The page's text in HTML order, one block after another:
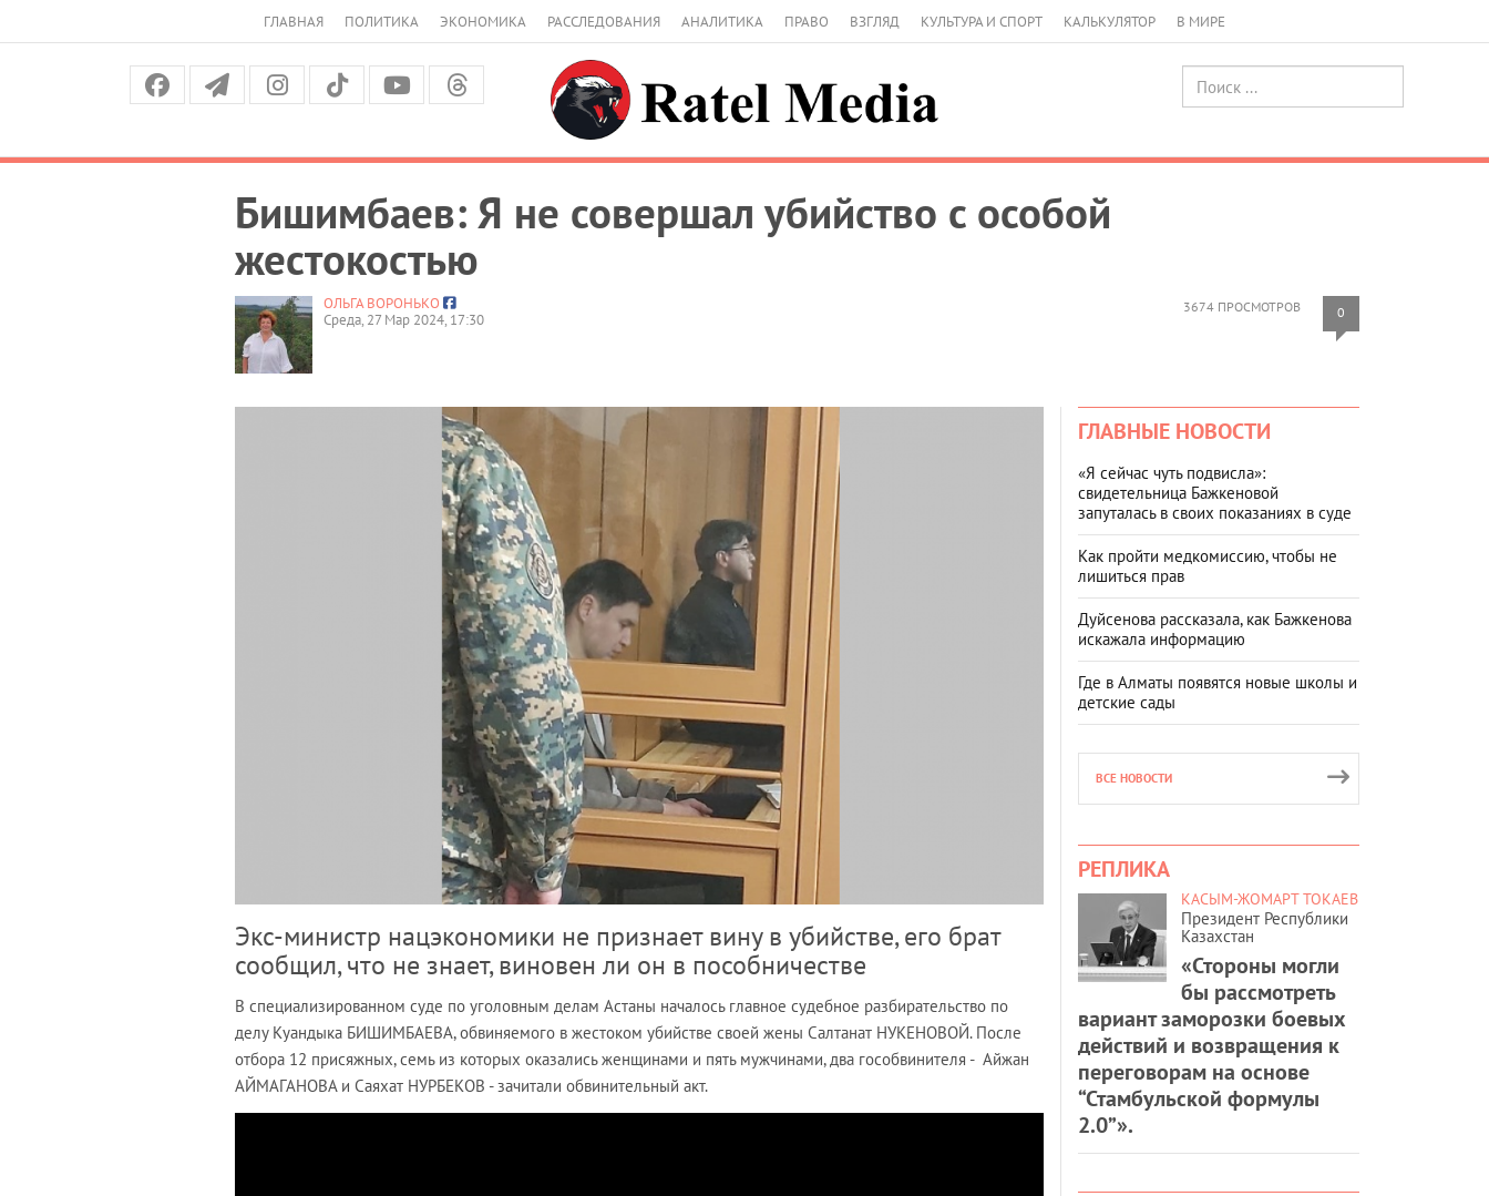
ГЛАВНАЯ ПОЛИТИКА ЭКОНОМИКА РАССЛЕДОВАНИЯ АНАЛИТИКА ПРАВО ВЗГЛЯД КУЛЬТУРА И СПОРТ КАЛЬКУЛЯТОР В МИРЕ
Бишимбаев: Я не совершал убийство с особой
жестокостью
3674 ПРОСМОТРОВ 0
ОЛЬГА ВОРОНЬКО
Среда, 27 Мар 2024, 17:30
Экс-министр нацэкономики не признает вину в убийстве, его брат
сообщил, что не знает, виновен ли он в пособничестве
В специализированном суде по уголовным делам Астаны началось главное судебное разбирательство по
делу Куандыка БИШИМБАЕВА, обвиняемого в жестоком убийстве своей жены Салтанат НУКЕНОВОЙ. После
отбора 12 присяжных, семь из которых оказались женщинами и пять мужчинами, два гособвинителя - Айжан
АЙМАГАНОВА и Саяхат НУРБЕКОВ - зачитали обвинительный акт.
ГЛАВНЫЕ НОВОСТИ
«Я сейчас чуть подвисла»:
свидетельница Бажкеновой
запуталась в своих показаниях в суде
Как пройти медкомиссию, чтобы не
лишиться прав
Дуйсенова рассказала, как Бажкенова
искажала информацию
Где в Алматы появятся новые школы и
детские сады
ВСЕ НОВОСТИ
РЕПЛИКА
КАСЫМ-ЖОМАРТ ТОКАЕВ
Президент Республики
Казахстан
«Стороны могли
бы рассмотреть
вариант заморозки боевых
действий и возвращения к
переговорам на основе
“Стамбульской формулы
2.0”».